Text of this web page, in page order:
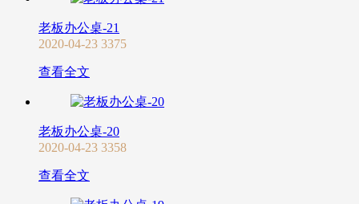
老板办公桌-21
2020-04-23 3375
查看全文
老板办公桌-20
2020-04-23 3358
查看全文